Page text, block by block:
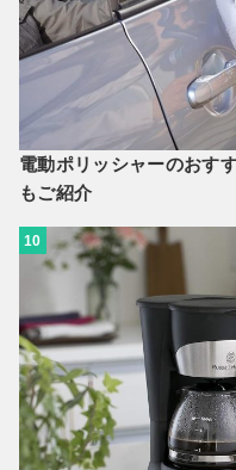
電動ポリッシャーのおす
もご紹介
10